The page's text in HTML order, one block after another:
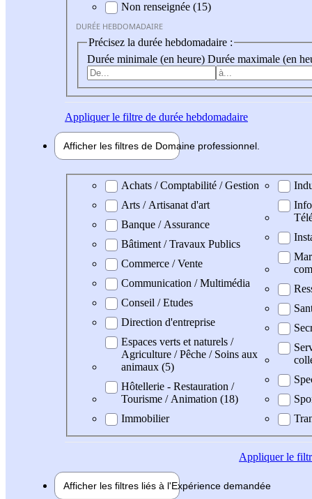
Non renseignée (15)
DURÉE HEBDOMADAIRE
Précisez la durée hebdomadaire :
Durée minimale (en heure) Durée maximale (en
Appliquerle filtre de durée hebdomadaire
Afficher les filtres de Domaine professionnel
Domaine professionel
Achats / Comptabilité / Gestion
Arts / Artisanat d'art
Banque / Assurance
Bâtiment / Travaux Publics
Commerce / Vente
Communication / Multimédia
Conseil / Etudes
Direction d'entreprise
Espaces verts et naturels /
Agriculture / Pêche / Soins aux
animaux (5)
Hôtellerie - Restauration /
Tourisme / Animation (18)
Immobilier
Appliquerle
Afficher les filtres liés à l'Expérience demandée